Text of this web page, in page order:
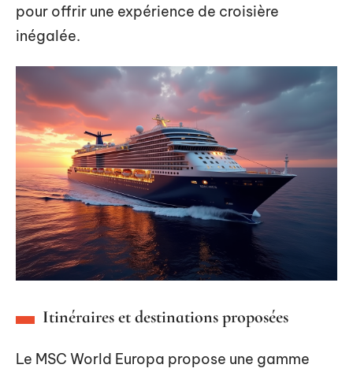
pour offrir une expérience de croisière
inégalée.
Itinéraires et destinations proposées
Le MSC World Europa propose une gamme